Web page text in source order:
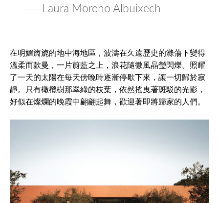
——Laura Moreno Albuixech
在明媚旖旎的地中海地區，波濤在久遠歷史的滌蕩下變得
溫柔而款曼，一片蔚藍之上，浪花隨微風晶瑩閃爍。照耀
了一天的太陽在每天傍晚時逐漸停歇下來，讓一切歸於寂
靜。只有橄欖樹那翠綠的枝葉，依然搖曳著斑駁的光影，
好似在燦爛的晚霞中翩翩起舞，歡迎著即將歸家的人們。